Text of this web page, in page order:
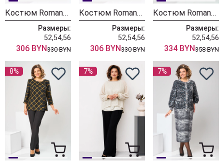
Костюм Romanovich Style 3-2763 лаванда
Размеры:
52,54,56
306 BYN330 BYN
Костюм Romanovich Style 3-2763 ярко-розовый
Размеры:
52,54,56
306 BYN330 BYN
Костюм Romanovich Style 3-2697 белый/зелень
Размеры:
52,54,56
334 BYN358 BYN
8% 7% 7%